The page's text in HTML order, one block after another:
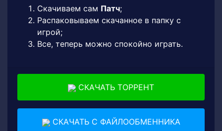
Скачиваем сам Патч;
Распаковываем скачанное в папку с
игрой;
Все, теперь можно спокойно играть.
СКАЧАТЬ ТОРРЕНТ
СКАЧАТЬ С ФАЙЛООБМЕННИКА